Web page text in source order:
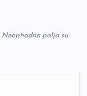
Neophodna polja su